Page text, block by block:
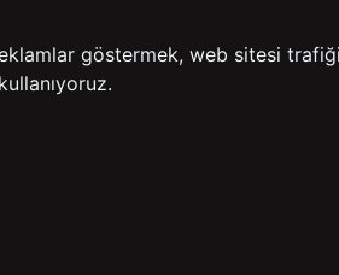
göstermek, web sitesi